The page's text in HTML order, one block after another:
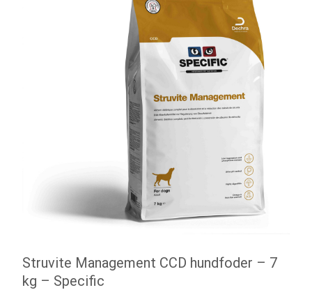
Struvite Management CCD hundfoder – 7
kg – Specific